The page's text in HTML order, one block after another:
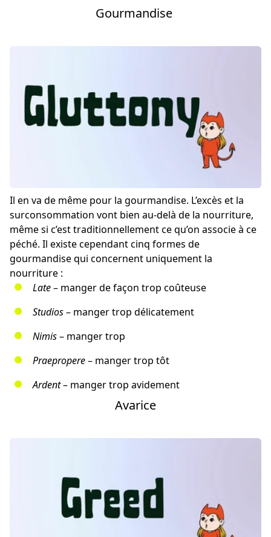
Gourmandise
Il en va de même pour la gourmandise. L’excès et la
surconsommation vont bien au-delà de la nourriture,
même si c’est traditionnellement ce qu’on associe à ce
péché. Il existe cependant cinq formes de
gourmandise qui concernent uniquement la
nourriture :
Late– manger de façon trop coûteuse
Studios– manger trop délicatement
Nimis– manger trop
Praepropere– manger trop tôt
Ardent– manger trop avidement
Avarice